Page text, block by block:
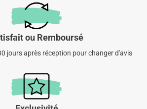
ou Remboursé
jours après réception pour changer d'avis